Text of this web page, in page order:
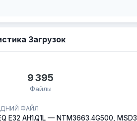
Загрузок
9 395
Файлы
ФАЙЛ
E32 AH1.Q1L — NTM3663.4G500,